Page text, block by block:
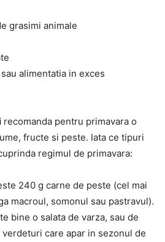
grasimi animale
alimentatia in exces
recomanda pentru primavara o
fructe si peste. Iata ce tipuri
regimul de primavara:
240 g carne de peste (cel mai
macroul, somonul sau pastravul).
bine o salata de varza, sau de
care apar in sezonul de